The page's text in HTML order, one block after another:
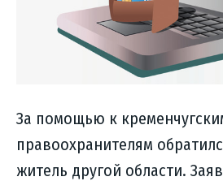
За помощью к
правоохранителям
житель другой области.